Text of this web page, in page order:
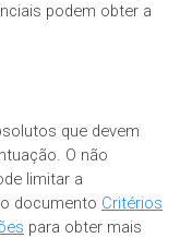
podem obter a
que devem
O não
limitar a
documento Critérios
para obter mais